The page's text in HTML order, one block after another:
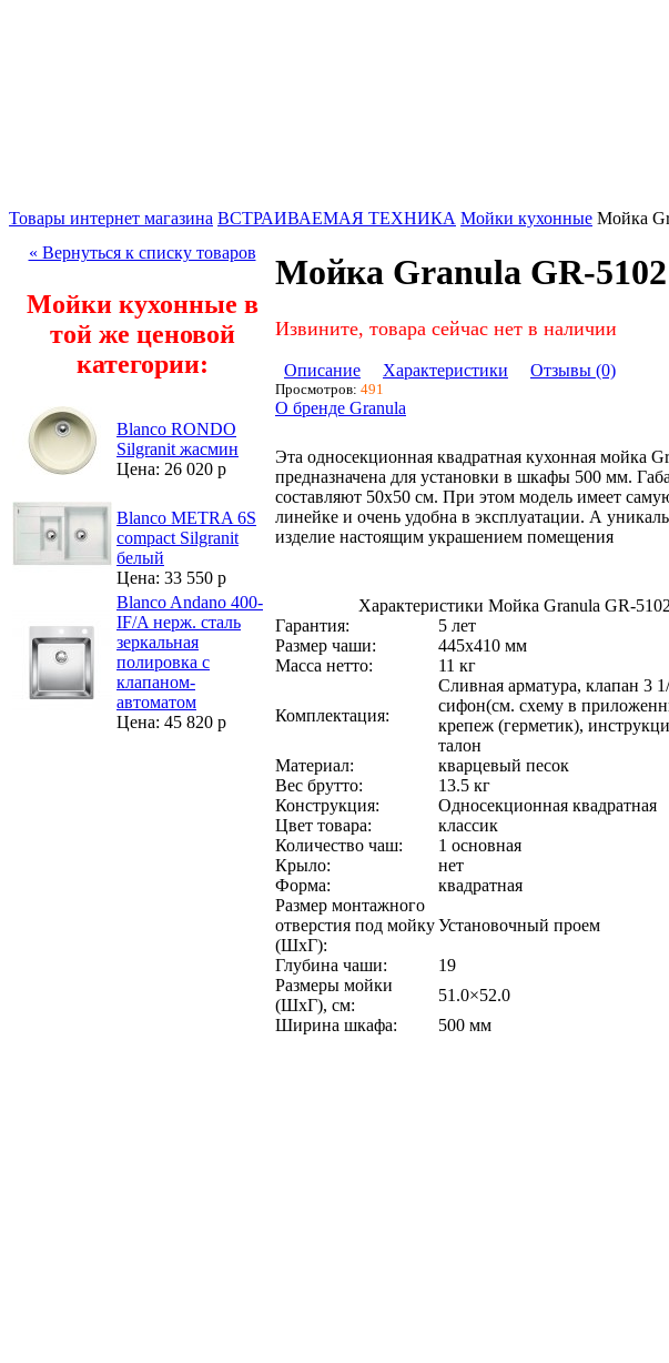
Товары интернет магазина ВСТРАИВАЕМАЯ ТЕХНИКА Мойки кухонные Мойка
« Вернуться к списку товаров
Мойки кухонные в
той же ценовой
категории:
Blanco RONDO
Silgranit жасмин
Цена: 26 020 р
Blanco METRA 6S
compact Silgranit
белый
Цена: 33 550 р
Blanco Andano 400-
IF/A нерж. сталь
зеркальная
полировка с
клапаном-
автоматом
Цена: 45 820 р
Мойка Granula GR-5102
Извините, товара сейчас нет в наличии
Описание Характеристики Отзывы (0)
Просмотров: 491
О бренде Granula
Эта односекционная квадратная кухонная мойка
предназначена для установки в шкафы 500 мм.
составляют 50х50 см. При этом модель имеет
линейке и очень удобна в эксплуатации. А
изделие настоящим украшением помещения
Характеристики Мойка Granula GR-
Гарантия:
5 лет
Размер чаши:
445х410 мм
Масса нетто:
11 кг
Комплектация:
Сливная арматура, клапан 3
сифон(см. схему в
крепеж (герметик),
талон
Материал:
кварцевый песок
Вес брутто:
13.5 кг
Конструкция:
Односекционная квадратная
Цвет товара:
классик
Количество чаш:
1 основная
Крыло:
нет
Форма:
квадратная
Размер монтажного
отверстия под мойку
(ШхГ):
Установочный проем
Глубина чаши:
19
Размеры мойки
(ШхГ), см:
51.0×52.0
Ширина шкафа:
500 мм